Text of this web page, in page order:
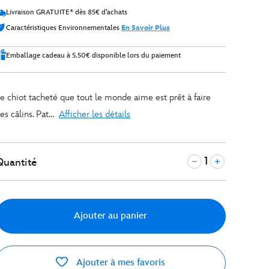
Livraison GRATUITE* dès 85€ d’achats
Caractéristiques Environnementales En Savoir Plus
Emballage cadeau à 5.50€ disponible lors du paiement
chiot tacheté que tout le monde aime est prêt à faire
câlins. Pat... Afficher les détails
Ajouter au panier
Ajouter à mes favoris